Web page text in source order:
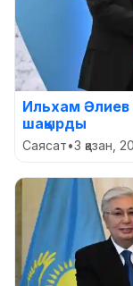
Ильхам Әлиев
шақырды
Саясат•3 қазан,